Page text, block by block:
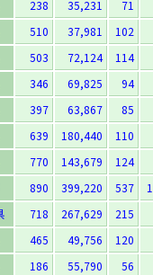
238 35,231 71
510 37,981 102
503 72,124 114
346 69,825 94
397 63,867 85
639 180,440 110
770 143,679 124
890 399,220 537
718 267,629 215
465 49,756 120
186 55,790 56